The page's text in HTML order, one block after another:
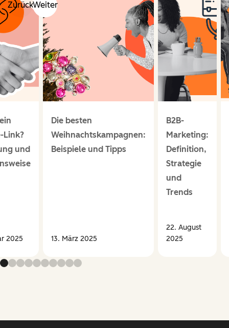
ZurückWeiter
Link?
und
2025
Die besten
Weihnachtskampagnen:
Beispiele und Tipps
13. März 2025
B2B-
Marketing:
Definition,
Strategie
und
Trends
22. August
2025